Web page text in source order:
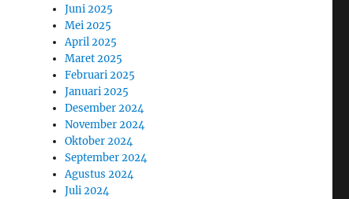
Juni 2025
Mei 2025
April 2025
Maret 2025
Februari 2025
Januari 2025
Desember 2024
November 2024
Oktober 2024
September 2024
Agustus 2024
Juli 2024